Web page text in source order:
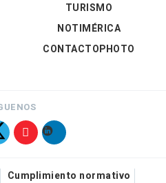
TURISMO
NOTIMÉRICA
CONTACTOPHOTO
Cumplimiento normativo